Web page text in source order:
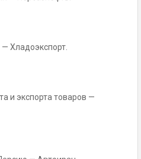
Хладоэкспорт.
и экспорта товаров —